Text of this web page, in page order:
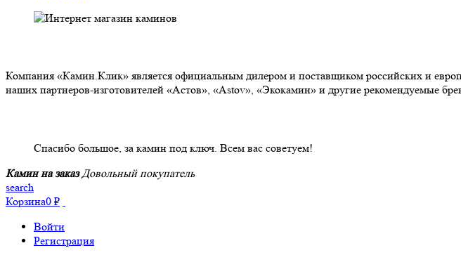
Компания «Камин.Клик» является официальным дилером и поставщиком российских и
наших партнеров-изготовителей «Астов», «Astov», «Экокамин» и другие рекомендуемые
Спасибо большое, за камин под ключ. Всем вас советуем!
Камин на заказ Довольный покупатель
search
Корзина0 ₽
Войти
Регистрация